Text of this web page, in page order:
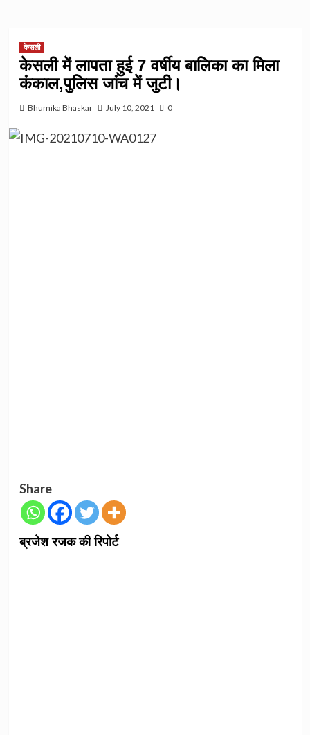
केसली
केसली में लापता हुई 7 वर्षीय बालिका का मिला
कंकाल,पुलिस जांच में जुटी।
Bhumika Bhaskar July 10, 2021 0
Share
ब्रजेश रजक की रिपोर्ट